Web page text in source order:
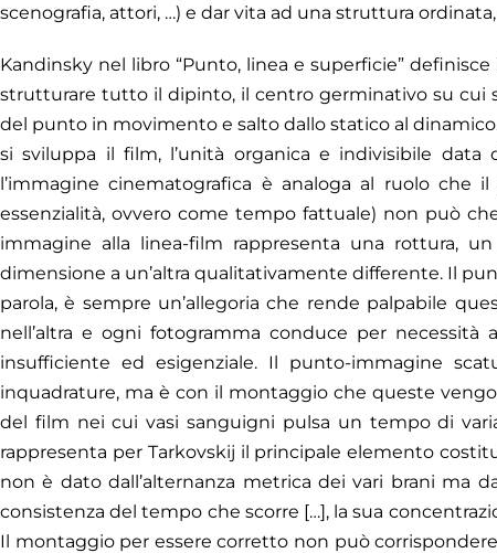
scenografia, attori, …) e dar vita ad una struttura
Kandinsky nel libro “Punto, linea e superficie”
strutturare tutto il dipinto, il centro germinativo su cui
del punto in movimento e salto dallo statico al
si sviluppa il film, l’unità organica e indivisibile data
l’immagine cinematografica è analoga al ruolo
essenzialità, ovvero come tempo fattuale) non può
immagine alla linea-film rappresenta una rottura,
dimensione a un’altra qualitativamente differente. Il
parola, è sempre un’allegoria che rende palpabile
nell’altra e ogni fotogramma conduce per
insufficiente ed esigenziale. Il punto-immagine
inquadrature, ma è con il montaggio che queste
del film nei cui vasi sanguigni pulsa un tempo di
rappresenta per Tarkovskij il principale elemento
non è dato dall’alternanza metrica dei vari brani ma
consistenza del tempo che scorre […], la sua
Il montaggio per essere corretto non può